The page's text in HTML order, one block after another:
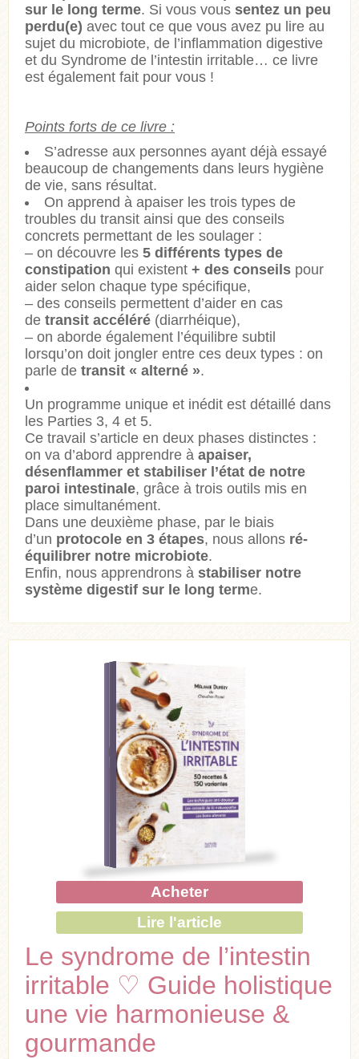
sur le long terme. Si vous vous sentez un peu
perdu(e) avec tout ce que vous avez pu lire au
sujet du microbiote, de l’inflammation digestive
et du Syndrome de l’intestin irritable… ce livre
est également fait pour vous !
Points forts de ce livre :
S’adresse aux personnes ayant déjà essayé
beaucoup de changements dans leurs hygiène
de vie, sans résultat.
On apprend à apaiser les trois types de
troubles du transit ainsi que des conseils
concrets permettant de les soulager :
– on découvre les 5 différents types de
constipation qui existent + des conseils pour
aider selon chaque type spécifique,
– des conseils permettent d’aider en cas
de transit accéléré (diarrhéique),
– on aborde également l’équilibre subtil
lorsqu’on doit jongler entre ces deux types : on
parle de transit « alterné ».
Un programme unique et inédit est détaillé dans
les Parties 3, 4 et 5.
Ce travail s’article en deux phases distinctes :
on va d’abord apprendre à apaiser,
désenflammer et stabiliser l’état de notre
paroi intestinale, grâce à trois outils mis en
place simultanément.
Dans une deuxième phase, par le biais
d’un protocole en 3 étapes, nous allons ré-
équilibrer notre microbiote.
Enfin, nous apprendrons à stabiliser notre
système digestif sur le long terme.
Acheter
Lire l'article
Le syndrome de l’intestin
irritable ♡ Guide holistique
une vie harmonieuse &
gourmande